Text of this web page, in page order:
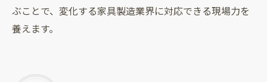
ぶことで、変化する家具製造業界に対応できる現場力を
養えます。